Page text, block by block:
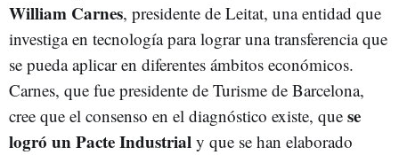
William Carnes, presidente de Leitat, una entidad que
investiga en tecnología para lograr una transferencia que
se pueda aplicar en diferentes ámbitos económicos.
Carnes, que fue presidente de Turisme de Barcelona,
cree que el consenso en el diagnóstico existe, que se
logró un Pacte Industrial y que se han elaborado